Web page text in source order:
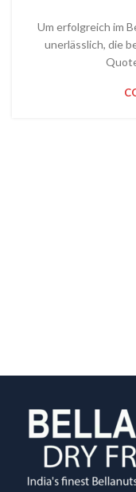
Um erfolgreich im
unerlässlich, die